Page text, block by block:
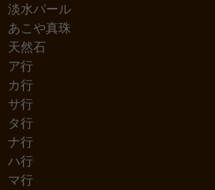
淡水パール
あこや真珠
天然石
ア行
カ行
サ行
タ行
ナ行
ハ行
マ行